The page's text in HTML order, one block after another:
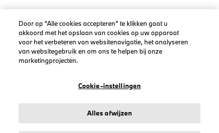
LEGAL
Over stichd
Door op “Alle cookies accepteren” te klikken gaat u
akkoord met het opslaan van cookies op uw apparaat
voor het verbeteren van websitenavigatie, het analyseren
van websitegebruik en om ons te helpen bij onze
marketingprojecten.
Cookie-instellingen
Alles afwijzen